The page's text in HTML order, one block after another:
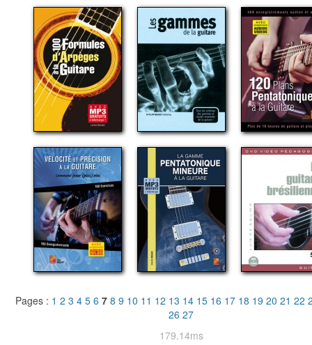
Pages : 1 2 3 4 5 6 7 8 9 10 11 12 13 14 15 16 17 18 19 20 21 22
26 27
179.14ms